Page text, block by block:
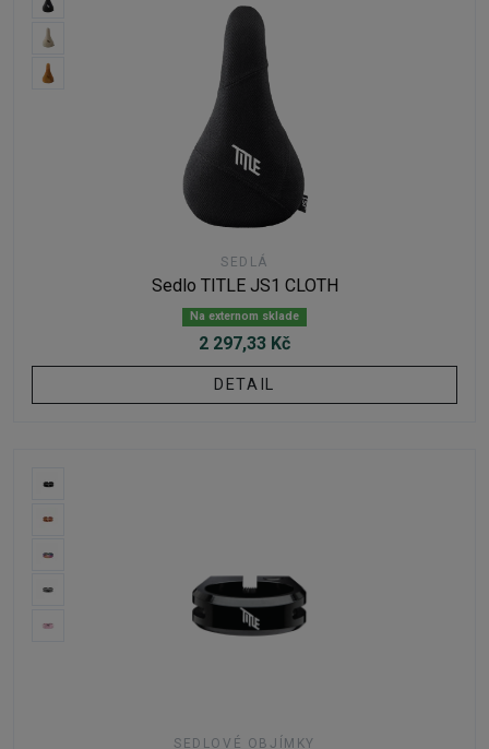
SEDLÁ
Sedlo TITLE JS1 CLOTH
Na externom sklade
2 297,33 Kč
DETAIL
SEDLOVÉ OBJÍMKY